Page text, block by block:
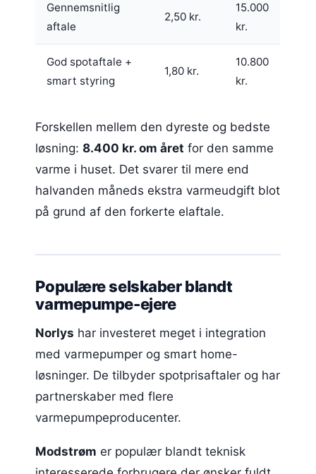
Gennemsnitlig
aftale
2,50 kr.
15.000
kr.
God spotaftale +
smart styring
1,80 kr.
10.800
kr.
Forskellen mellem den dyreste og bedste
løsning:8.400 kr. om året for den samme
varme i huset. Det svarer til mere end
halvanden måneds ekstra varmeudgift blot
på grund af den forkerte elaftale.
Populære selskaber blandt
varmepumpe-ejere
Norlys har investeret meget i integration
med varmepumper og smart home-
løsninger. De tilbyder spotprisaftaler og har
partnerskaber med flere
varmepumpeproducenter.
Modstrøm er populær blandt teknisk